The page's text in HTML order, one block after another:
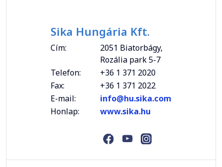
Sika Hungária Kft.
Cím:
2051 Biatorbágy,
Rozália park 5-7
Telefon:
+36 1 371 2020
Fax:
+36 1 371 2022
E-mail:
info@hu.sika.com
Honlap:
www.sika.hu